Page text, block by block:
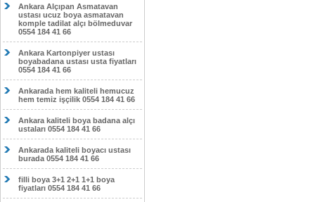
Ankara Alçıpan Asmatavan
ustası ucuz boya asmatavan
komple tadilat alçı bölmeduvar
0554 184 41 66
Ankara Kartonpiyer ustası
boyabadana ustası usta fiyatları
0554 184 41 66
Ankarada hem kaliteli hemucuz
hem temiz işçilik 0554 184 41 66
Ankara kaliteli boya badana alçı
ustaları 0554 184 41 66
Ankarada kaliteli boyacı ustası
burada 0554 184 41 66
filli boya 3+1 2+1 1+1 boya
fiyatları 0554 184 41 66